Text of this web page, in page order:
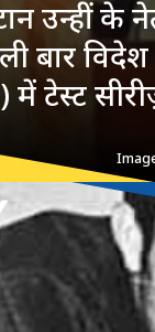
उन्हीं के
बार
में टेस्ट